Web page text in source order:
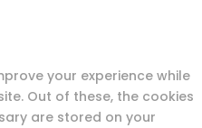
your experience while
Out of these, the cookies
are stored on your